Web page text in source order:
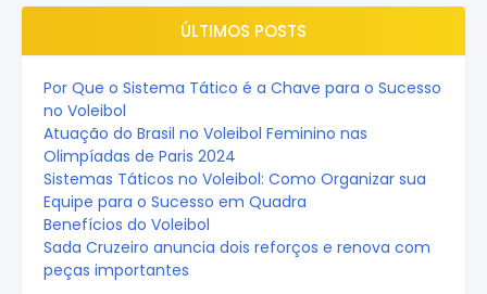
ÚLTIMOS POSTS
Por Que o Sistema Tático é a Chave para o Sucesso
no Voleibol
Atuação do Brasil no Voleibol Feminino nas
Olimpíadas de Paris 2024
Sistemas Táticos no Voleibol: Como Organizar sua
Equipe para o Sucesso em Quadra
Benefícios do Voleibol
Sada Cruzeiro anuncia dois reforços e renova com
peças importantes